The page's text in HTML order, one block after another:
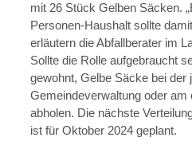
mit 26 Stück Gelben Säcken.
Personen-Haushalt sollte
erläutern die Abfallberater im
Sollte die Rolle aufgebraucht
gewohnt, Gelbe Säcke bei der
Gemeindeverwaltung oder am
abholen. Die nächste
ist für Oktober 2024 geplant.